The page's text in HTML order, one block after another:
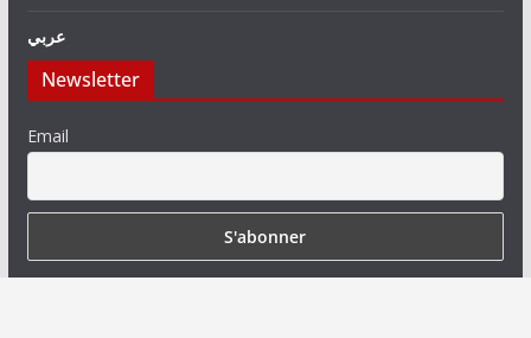
عربي
Newsletter
Email